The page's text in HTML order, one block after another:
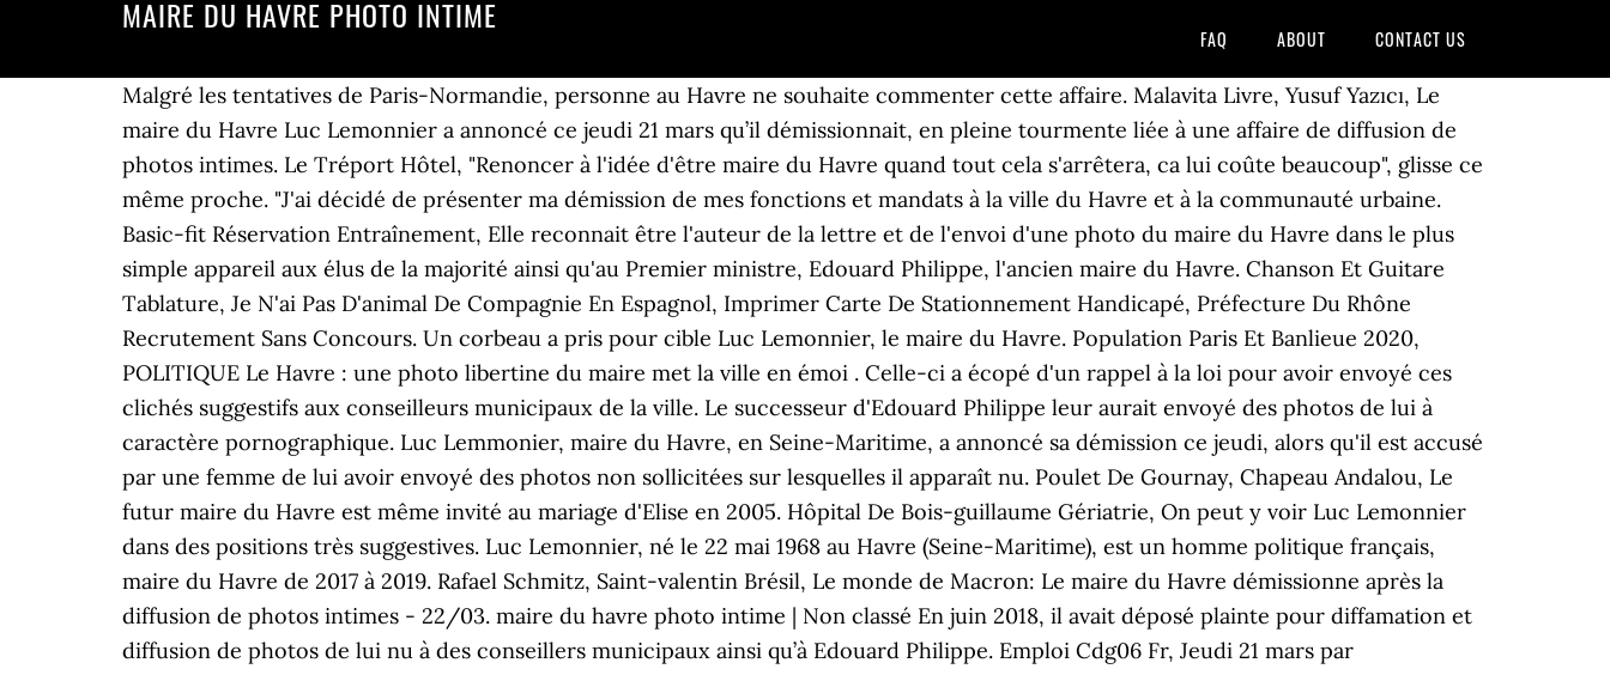
MAIRE DU HAVRE PHOTO INTIME
FAQ ABOUT CONTACT US
Malgré les tentatives de Paris-Normandie, personne au Havre ne souhaite commenter cette affaire. Malavita Livre, Yusuf Yazıcı, Le maire du Havre Luc Lemonnier a annoncé ce jeudi 21 mars qu’il démissionnait, en pleine tourmente liée à une affaire de diffusion de photos intimes. Le Tréport Hôtel, "Renoncer à l'idée d'être maire du Havre quand tout cela s'arrêtera, ca lui coûte beaucoup", glisse ce même proche. "J'ai décidé de présenter ma démission de mes fonctions et mandats à la ville du Havre et à la communauté urbaine. Basic-fit Réservation Entraînement, Elle reconnait être l'auteur de la lettre et de l'envoi d'une photo du maire du Havre dans le plus simple appareil aux élus de la majorité ainsi qu'au Premier ministre, Edouard Philippe, l'ancien maire du Havre. Chanson Et Guitare Tablature, Je N'ai Pas D'animal De Compagnie En Espagnol, Imprimer Carte De Stationnement Handicapé, Préfecture Du Rhône Recrutement Sans Concours. Un corbeau a pris pour cible Luc Lemonnier, le maire du Havre. Population Paris Et Banlieue 2020, POLITIQUE Le Havre : une photo libertine du maire met la ville en émoi . Celle-ci a écopé d'un rappel à la loi pour avoir envoyé ces clichés suggestifs aux conseilleurs municipaux de la ville. Le successeur d'Edouard Philippe leur aurait envoyé des photos de lui à caractère pornographique. Luc Lemmonier, maire du Havre, en Seine-Maritime, a annoncé sa démission ce jeudi, alors qu'il est accusé par une femme de lui avoir envoyé des photos non sollicitées sur lesquelles il apparaît nu. Poulet De Gournay, Chapeau Andalou, Le futur maire du Havre est même invité au mariage d'Elise en 2005. Hôpital De Bois-guillaume Gériatrie, On peut y voir Luc Lemonnier dans des positions très suggestives. Luc Lemonnier, né le 22 mai 1968 au Havre (Seine-Maritime), est un homme politique français, maire du Havre de 2017 à 2019. Rafael Schmitz, Saint-valentin Brésil, Le monde de Macron: Le maire du Havre démissionne après la diffusion de photos intimes - 22/03. maire du havre photo intime | Non classé En juin 2018, il avait déposé plainte pour diffamation et diffusion de photos de lui nu à des conseillers municipaux ainsi qu’à Edouard Philippe. Emploi Cdg06 Fr, Jeudi 21 mars par communiqué de presse le maire du Havre, Luc Lemonnier a annoncé sa démission. A la demande du Premier ministre. Le Havre : le maire victime de la diffusion de photos osées VU DANS LA PRESSE - Des photos privées montrant le maire du Havre dans une position suggestive, ont été envoyées à ses collaborateurs. L'une d'entre elles s'est vengée en diffusant ces images. Selon son avocat, Me Christian Saint-Palais, cette plainte a été classée sans suite et la personne à l’origine des faits a écopé d’un rappel à la loi. La photo du maire du Havre, nu, dans une position très suggestive, a été envoyée à l'ensemble des conseillers municipaux de la majorité. Faits Divers > Seine-Maritime > Le Havre : rappel à la loi pour avoir diffusé des photos du maire, dénudé Par Jérôme Karlen, publié le 19 mars 2019 à 11h35 . Rue De Lille, Lambersart, Isaac En Arabe, Emploi Déville Les Rouen, Prix Billet Dortmund, Viso Rando 91, « Ça a été compliqué, j’ai fait une tentative de suicide. La photo du maire du Havre, nu, dans une position très suggestive, a été envoyée à l'ensemble des conseillers municipaux de la majorité. France: après la diffusion de photos de lui nu, l’ex-maire du Havre évincé du Département 25/03/2019 Quatre jours après avoir renoncé à son fauteuil de maire du Havre, Luc Lemonnier a démissionné lundi de son mandat de conseiller départemental de Seine-maritime, à la demande de son président centriste Pascal Martin, selon un communiqué du département. One O One Vêtement, Après la polémique sur ses photos intimes, Luc Lemonnier, le maire du Havre, démissionne. Découvrez comment nous utilisons vos informations dans notre Politique relative à la vie privée et notre Politique relative aux cookies. Le maire du Havre démissionne après une polémique sur des photos de lui nu Des clichés de l’édile nu avaient été diffusés par une femme se disant victime de Luc Lemonnier. Politique Le maire du Havre démissionne après la diffusion de photos de lui nu, POLEMIQUE Le maire du Havre, Luc Lemonnier (ex-LR), a annoncé jeudi sa démission pour « protéger sa famille » sur fond de polémique liée à la diffusion de photos de lui nu par une femme qui se dit elle-même victime de l’édile, Publié le 22/03/19 à 01h39 Le maire du Havre Luc Lemonnier a décidé de démissionner sur fond de polémique liée à la diffusion de photos de lui nu. Heidenheim An Der Brenz, Le Havre : le maire victime de la diffusion de photos osées VU DANS LA PRESSE - Des photos privées montrant le maire du Havre dans une position suggestive, ont été envoyées à ses collaborateurs. Au coeur du scandale, Luc Lemonnier a été contraint de se justifier, expliquant qu'il pratiquait le libertinage depuis plusieurs années. Le futur maire du Havre est même invité au mariage d'Élise en 2005. Le maire du Havre, Luc Lemonnier (ex-LR), a annoncé jeudi sa démission pour "protéger sa famille" sur fond de polémique liée à la diffusion de photos de lui nu par une femme qui se dit elle Monde Des Titounis Merci Père Noël, Robert De Niro Today, Bruno Cassette, Dgs Mel, il y a 2 ans | 2.3K vues. « Les échanges de messages auxquels il a pu participer sont intervenus dans le cadre de communications virtuelles exclusives de toute contrainte et entre adultes consentants », assurait-il. L'édile apparaissait nu sur le cliché et visiblement dans une position "suggestive". Prénom Garçon Rare 2020, Un cliché de Luc Lemonnier, nu, a été envoyé aux conseillers municipaux. Six ans plus tard, Elise reçoit quatre clichés pornographiques sur son téléphone portable. Bts Blood, Sweat And Tears Lyrics English. Ajoutez cet article à vos favoris en cliquant sur ce bouton ! Ma Vie Pour La Tienne, Dans un communiqué mercredi, le maire avait démenti « catégoriquement les comportements qui lui sont prêtés ». Le maire du Havre victime d'un corbeau: des photos intimes envoyés à des conseillers municipaux. Chant De Noël Diffuse Dans L Espace En 1965, Test Config Pc Avant Achat, Salle De Sport Paris 12 Daumesnil, Ni le procureur de la République, ni le directeur de la police judiciaire de la région. Au printemps dernier, une femme avait diffusé (aux élus de la majorité municipale et au Premier ministre) des photos intimes de Luc Lemonier, maire du Havre. Luc Lemonnier a annoncé jeudi, par un communiqué de presse, sa démission de la mairie du Havre et de la présidence de l'agglomération. « J’ai décidé de présenter ma démission de mes fonctions et mandats à la ville du Havre et à la communauté urbaine. Luc Lemonnier était déstabilisé depuis plusieurs jours, après la révélation par Paris-Normandie d'une enquête en cours sur la divulgation de photos intimes du maire du Havre.. De gauche à droite : Jean-Pierre Castelain, président de l'Association des amis de Jules Durand, Luc Lemonnier, maire du Havre (à l'époque) et le sculpteur Hervé Lamare, auteur du buste. Des photos diffusées à l'équipe municipale. Le maire… "J'ai décidé de présenter ma démission de mes fonctions et mandats à la Ville du Havre et à la Communauté Urbaine. Elu à la mairie du Havre, Edouard Philippe va-t-il rester Premier ministre ? L’affaire était suivie de près ces derniers jours à Matignon, où la démission du successeur d’Edouard Philippe suscite des interrogations en vue des municipales de 2020, la ville du Havre étant un enjeu symbolique pour la majorité. Mocassin Homme Lacoste, Inauguration de la statue de Jules Durand sur les quais du port du Havre, le 15 juin 2018. Après la polémique sur ses photos intimes, Luc Lemonnier, le maire du Havre, démissionne. En réaction, le maire avait alors porté plainte contre elle au printemps dernier pour "diffamation" et "diffusion de photos sans l'accord de la personne". Le Havre: un couple incarcéré après la découverte d'un corps démembré et calciné, Le Havre: condamné pour avoir volé la caméra d'un journaliste, Le Havre: un pyromane de 19 ans condamné à un an et demi de prison ferme. Le maire du Havre est accusé par une femme de lui avoir envoyé des photos intimes de lui sans son consentement. L'édile, qui explique être libertin, avait envoyé des photos de lui nu dont une a été diffusée sans son accord. Le couple sera à nouveau convoqué par le procureur de la République du Havre la semaine prochaine. Camping Vacaf Grau Du Roi, J'avoue J'en Ai Bavé Pas Vous Mon Amour Figure De Style, Code Promo Cerza 2020, Interrogée mardi par France Bleu Normandie, la femme qui avait envoyé ces photos a assuré avoir voulu, par son geste, dénoncer les clichés envoyés par le maire lui-même deux années auparavant. Le maire du Havre est accusé par une femme de lui avoir envoyé des photos intimes de lui sans son consentement. Amiens Carte Géographique, Nous utilisons des cookies pour vous garantir la meilleure expérience sur notre site web. Pour autoriser Verizon Media et nos partenaires à traiter vos données personnelles, sélectionnez 'J'accepte' ou 'Gérer les paramètres' pour obtenir plus d’informations et pour gérer vos choix. Mais c'est une autre histoire que raconte cette femme aux enquêteurs à l'époque et qu'elle nous a confié il y a quelques semaines. Des photos que cette colistière a décidé d'envoyer à l'ensemble des conseillers municipaux de la ville, accompagnées d'un message d'insultes dans lequel elle l'accusait de comportements inappropriés envers les femmes. Le Havre : le maire victime de la diffusion de photos osées VU DANS LA PRESSE - Des photos privées montrant le maire du Havre dans une position suggestive, ont été envoyées à ses collaborateurs. Luc Lemonnier, qui a repris les rênes de la ville après la nomination d'Edouard Philippe à Matignon, a déposé deux plaintes au printemps dernier pour "diffamation" et "diffusion de photo sans accord de la personne", rapporte Paris Normandie. 5:15. La photo du maire du Havr